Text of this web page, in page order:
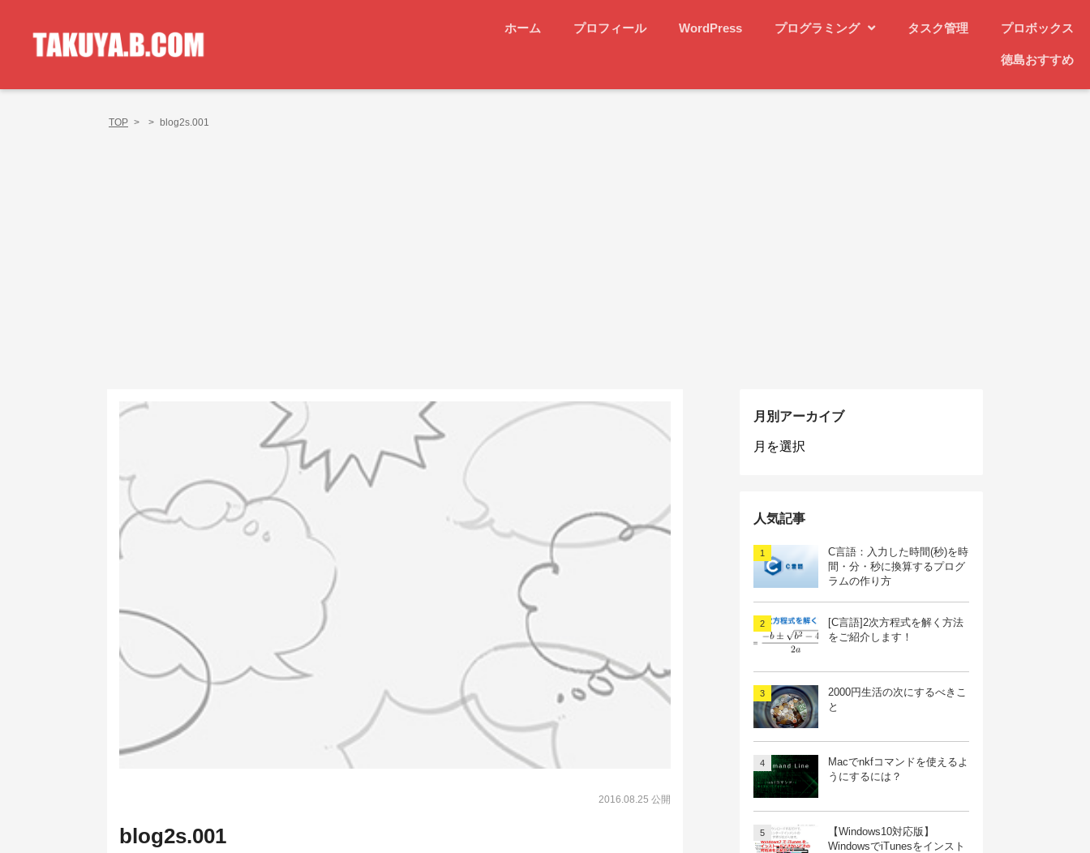
ホーム プロフィール WordPress プログラミング タスク管理 プロボックス
徳島おすすめ
TOP > > blog2s.001
2016.08.25 公開
blog2s.001
月別アーカイブ
月
カ
ブ
人気記事
C言語：入力した時間(秒)を時
間・分・秒に換算するプログ
ラムの作り方
[C言語]2次方程式を解く方法
をご紹介します！
2000円生活の次にするべきこ
と
Macでnkfコマンドを使えるよ
うにするには？
【Windows10対応版】
WindowsでiTunesをインスト